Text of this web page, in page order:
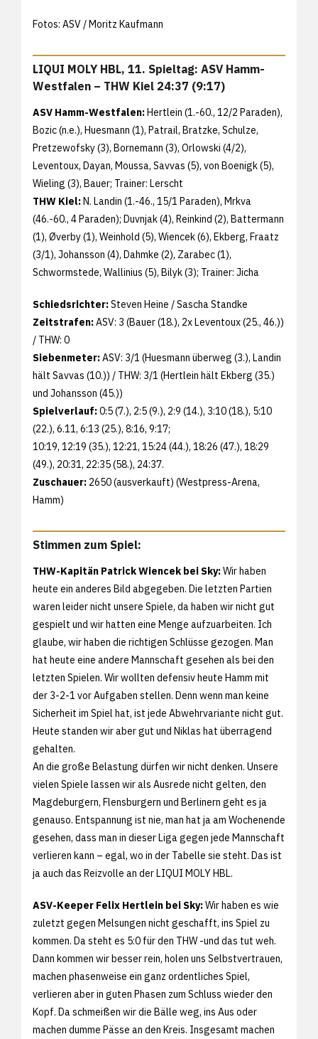
Fotos: ASV / Moritz Kaufmann
LIQUI MOLY HBL, 11. Spieltag: ASV Hamm-
Westfalen – THW Kiel 24:37 (9:17)
ASV Hamm-Westfalen:Hertlein (1.-60., 12/2 Paraden),
Bozic (n.e.), Huesmann (1), Patrail, Bratzke, Schulze,
Pretzewofsky (3), Bornemann (3), Orlowski (4/2),
Leventoux, Dayan, Moussa, Savvas (5), von Boenigk (5),
Wieling (3), Bauer; Trainer: Lerscht
THW Kiel:N. Landin (1.-46., 15/1 Paraden), Mrkva
(46.-60., 4 Paraden); Duvnjak (4), Reinkind (2), Battermann
(1), Øverby (1), Weinhold (5), Wiencek (6), Ekberg, Fraatz
(3/1), Johansson (4), Dahmke (2), Zarabec (1),
Schwormstede, Wallinius (5), Bilyk (3); Trainer: Jicha
Schiedsrichter:Steven Heine / Sascha Standke
Zeitstrafen:ASV: 3 (Bauer (18.), 2x Leventoux (25., 46.))
/ THW: 0
Siebenmeter:ASV: 3/1 (Huesmann überweg (3.), Landin
hält Savvas (10.)) / THW: 3/1 (Hertlein hält Ekberg (35.)
und Johansson (45.))
Spielverlauf:0:5 (7.), 2:5 (9.), 2:9 (14.), 3:10 (18.), 5:10
(22.), 6.11, 6:13 (25.), 8:16, 9:17;
10:19, 12:19 (35.), 12:21, 15:24 (44.), 18:26 (47.), 18:29
(49.), 20:31, 22:35 (58.), 24:37.
Zuschauer: 2650 (ausverkauft) (Westpress-Arena,
Hamm)
Stimmen zum Spiel:
THW-Kapitän Patrick Wiencek bei Sky:Wir haben
heute ein anderes Bild abgegeben. Die letzten Partien
waren leider nicht unsere Spiele, da haben wir nicht gut
gespielt und wir hatten eine Menge aufzuarbeiten. Ich
glaube, wir haben die richtigen Schlüsse gezogen. Man
hat heute eine andere Mannschaft gesehen als bei den
letzten Spielen. Wir wollten defensiv heute Hamm mit
der 3-2-1 vor Aufgaben stellen. Denn wenn man keine
Sicherheit im Spiel hat, ist jede Abwehrvariante nicht gut.
Heute standen wir aber gut und Niklas hat überragend
gehalten.
An die große Belastung dürfen wir nicht denken. Unsere
vielen Spiele lassen wir als Ausrede nicht gelten, den
Magdeburgern, Flensburgern und Berlinern geht es ja
genauso. Entspannung ist nie, man hat ja am Wochenende
gesehen, dass man in dieser Liga gegen jede Mannschaft
verlieren kann – egal, wo in der Tabelle sie steht. Das ist
ja auch das Reizvolle an der LIQUI MOLY HBL.
ASV-Keeper Felix Hertlein bei Sky:Wir haben es wie
zuletzt gegen Melsungen nicht geschafft, ins Spiel zu
kommen. Da steht es 5:0 für den THW -und das tut weh.
Dann kommen wir besser rein, holen uns Selbstvertrauen,
machen phasenweise ein ganz ordentliches Spiel,
verlieren aber in guten Phasen zum Schluss wieder den
Kopf. Da schmeißen wir die Bälle weg, ins Aus oder
machen dumme Pässe an den Kreis. Insgesamt machen